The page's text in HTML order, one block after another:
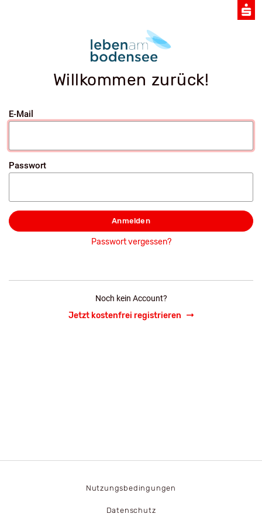
Willkommen zurück!
E-Mail
Passwort
Anmelden
Passwort vergessen?
Noch kein Account?
Jetzt kostenfrei registrieren
Nutzungsbedingungen
Datenschutz